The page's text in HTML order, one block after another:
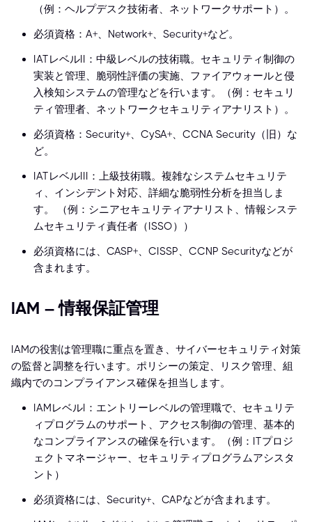
（例：ヘルプデスク技術者、ネットワークサポート）。
必須資格：A+、Network+、Security+など。
IATレベルII：中級レベルの技術職。セキュリティ制御の
実装と管理、脆弱性評価の実施、ファイアウォールと侵
入検知システムの管理などを行います。（例：セキュリ
ティ管理者、ネットワークセキュリティアナリスト）。
必須資格：Security+、CySA+、CCNA Security（旧）な
ど。
IATレベルIII：上級技術職。複雑なシステムセキュリテ
ィ、インシデント対応、詳細な脆弱性分析を担当しま
す。 （例：シニアセキュリティアナリスト、情報システ
ムセキュリティ責任者（ISSO））
必須資格には、CASP+、CISSP、CCNP Securityなどが
含まれます。
IAM – 情報保証管理
IAMの役割は管理職に重点を置き、サイバーセキュリティ対策
の監督と調整を行います。ポリシーの策定、リスク管理、組
織内でのコンプライアンス確保を担当します。
IAMレベルI：エントリーレベルの管理職で、セキュリテ
ィプログラムのサポート、アクセス制御の管理、基本的
なコンプライアンスの確保を行います。（例：ITプロジ
ェクトマネージャー、セキュリティプログラムアシスタ
ント）
必須資格には、Security+、CAPなどが含まれます。